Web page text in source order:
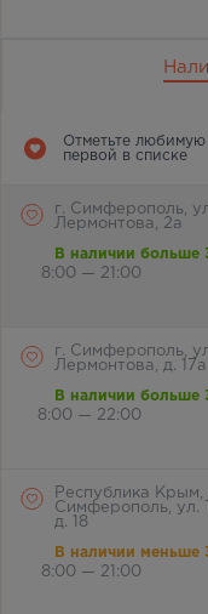
Отметьте любимую
первой в списке
г. Симферополь,
Лермонтова, 2а
В наличии больше
8:00 — 21:00
г. Симферополь,
Лермонтова, д. 17а
В наличии больше
8:00 — 22:00
Республика Крым,
Симферополь, ул.
д. 18
В наличии меньше
8:00 — 21:00